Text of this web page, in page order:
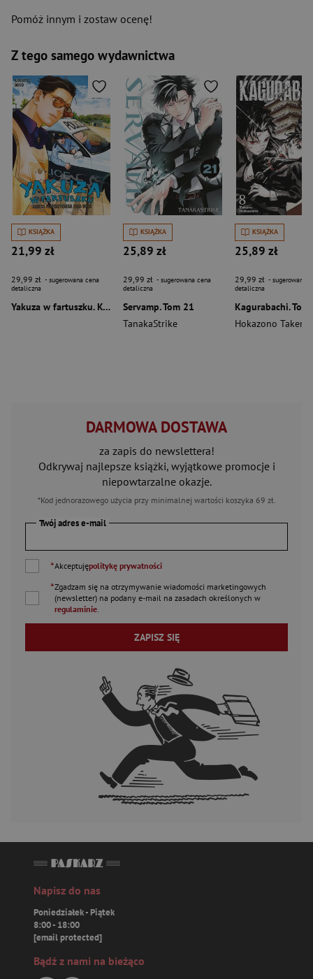
Pomóż innym i zostaw ocenę!
Z tego samego wydawnictwa
KSIĄŻKA
21,99 zł
29,99 zł - sugerowana cena
detaliczna
Yakuza w fartuszku. Kodeks perfekcyjnego pana domu. Tom 12
KSIĄŻKA
25,89 zł
29,99 zł - sugerowana cena
detaliczna
Servamp. Tom 21
TanakaStrike
KSIĄŻKA
25,89 zł
29,99 zł - sugerowana
detaliczna
Kagurabachi. Tom
Hokazono Takeru
DARMOWA DOSTAWA
za zapis do newslettera!
Odkrywaj najlepsze książki, wyjątkowe promocje i
niepowtarzalne okazje.
*Kod jednorazowego użycia przy minimalnej wartości koszyka 69 zł.
Twój adres e-mail
*Akceptujępolitykę prywatności
*Zgadzam się na otrzymywanie wiadomości marketingowych
(newsletter) na podany e-mail na zasadach określonych w
regulaminie
ZAPISZ SIĘ
Napisz do nas
Poniedziałek - Piątek
8:00 - 18:00
[email protected]
Bądź z nami na bieżąco